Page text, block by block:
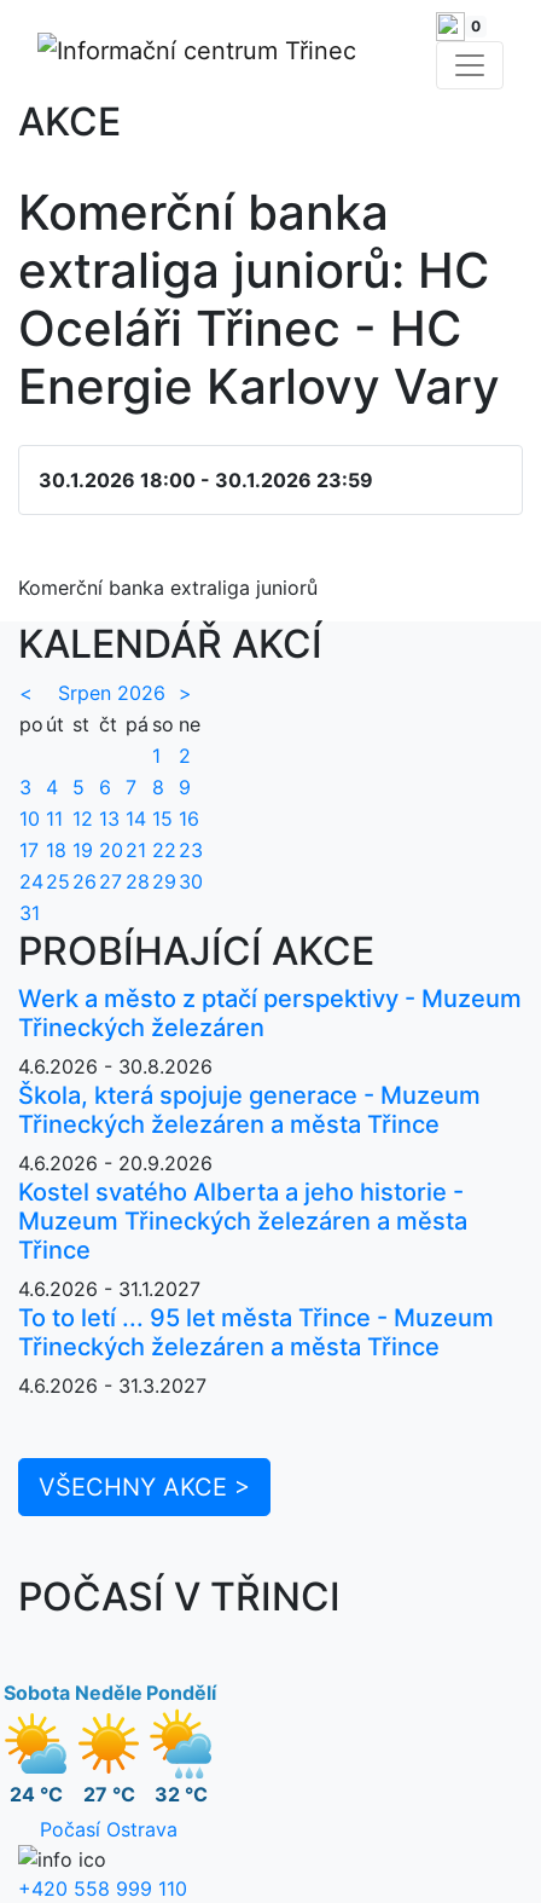
0
AKCE
Komerční banka
extraliga juniorů: HC
Oceláři Třinec - HC
Energie Karlovy Vary
30.1.2026 18:00 - 30.1.2026 23:59
Komerční banka extraliga juniorů
KALENDÁŘ AKCÍ
< Srpen 2026
>
po út st čt pá so ne
1
2
3
4 5 6 7 8
9
10 11 12 13 14 15 16
17 18 19 20 21 22 23
2425 26 27 28 29 30
31
PROBÍHAJÍCÍ AKCE
Werk a město z ptačí perspektivy - Muzeum
Třineckých železáren
4.6.2026 - 30.8.2026
Škola, která spojuje generace - Muzeum
Třineckých železáren a města Třince
4.6.2026 - 20.9.2026
Kostel svatého Alberta a jeho historie -
Muzeum Třineckých železáren a města
Třince
4.6.2026 - 31.1.2027
To to letí ... 95 let města Třince - Muzeum
Třineckých železáren a města Třince
4.6.2026 - 31.3.2027
VŠECHNY AKCE >
POČASÍ V TŘINCI
Sobota
24 °C
Neděle
27 °C
Pondělí
32 °C
Počasí Ostrava
+420 558 999 110